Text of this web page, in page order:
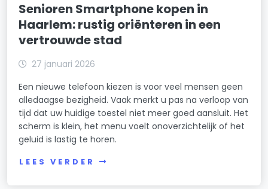
Senioren Smartphone kopen in
Haarlem: rustig oriënteren in een
vertrouwde stad
27 januari 2026
Een nieuwe telefoon kiezen is voor veel mensen geen
alledaagse bezigheid. Vaak merkt u pas na verloop van
tijd dat uw huidige toestel niet meer goed aansluit. Het
scherm is klein, het menu voelt onoverzichtelijk of het
geluid is lastig te horen.
LEES VERDER